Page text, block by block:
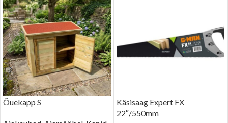
Õuekapp S
Käsisaag Expert FX
22″/550mm